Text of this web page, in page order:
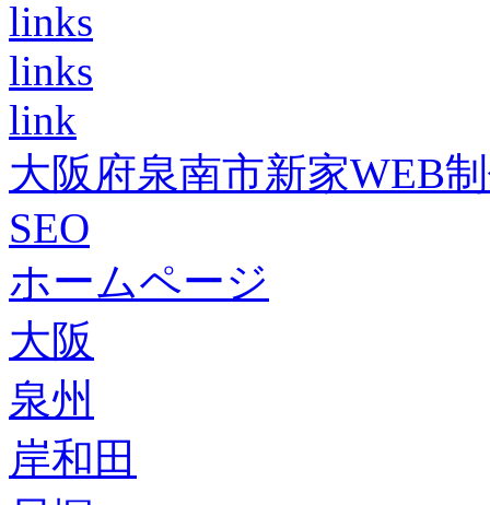
links
links
link
大阪府泉南市新家WEB
SEO
ホームページ
大阪
泉州
岸和田